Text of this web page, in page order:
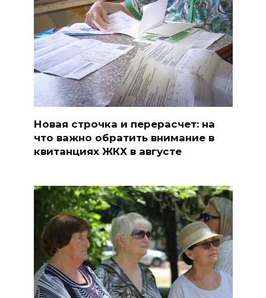
Новая строчка и перерасчет: на
что важно обратить внимание в
квитанциях ЖКХ в августе